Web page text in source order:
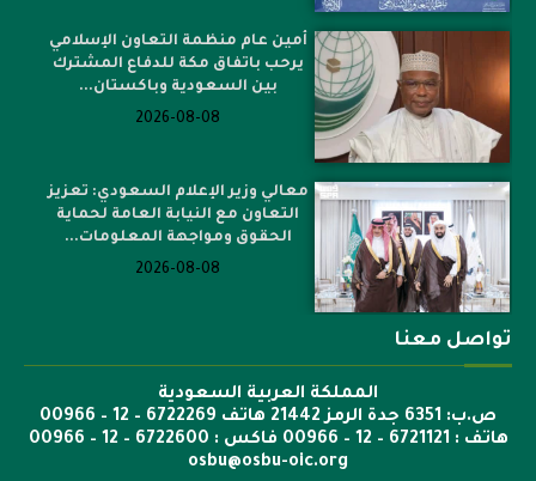
أمين عام منظمة التعاون الإسلامي
يرحب باتفاق مكة للدفاع المشترك
بين السعودية وباكستان...
2026-08-08
معالي وزير الإعلام السعودي: تعزيز
التعاون مع النيابة العامة لحماية
الحقوق ومواجهة المعلومات...
2026-08-08
تواصل معنا
المملكة العربية السعودية
ص.ب: 6351 جدة الرمز 21442 هاتف 6722269 – 12 – 00966
هاتف : 6721121 – 12 – 00966 فاكس : 6722600 – 12 – 00966
osbu@osbu-oic.org